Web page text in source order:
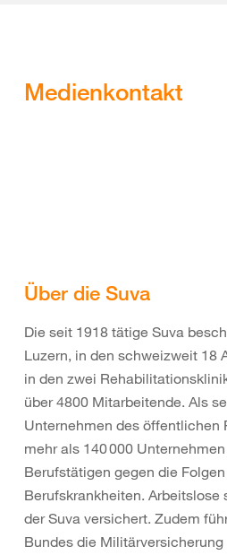
Medienkontakt
Über die Suva
Die seit 1918 tätige Suva
Luzern, in den schweizweit 18
in den zwei
über 4800 Mitarbeitende. Als
Unternehmen des öffentlichen
mehr als 140 000
Berufstätigen gegen die
Berufskrankheiten. Arbeitslose
der Suva versichert. Zudem
Bundes die Militärversicherung